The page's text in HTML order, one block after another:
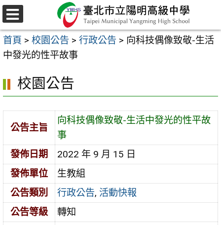
跳
至
主
要
容
區
選
單
首頁 > 校園公告 > 行政公告 > 向科技偶像致敬-生活
中發光的性平故事
校園公告
公告主旨
向科技偶像致敬-生活中發光的性平故
事
發佈日期
2022 年 9 月 15 日
發佈單位
生教組
公告類別
行政公告, 活動快報
公告等級
轉知